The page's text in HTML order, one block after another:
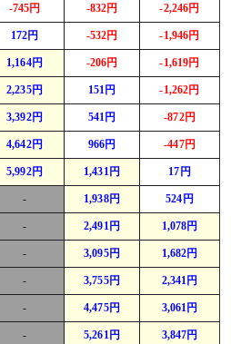
-745円 -832円 -2,246円
172円 -532円 -1,946円
1,164円 -206円 -1,619円
2,235円 151円 -1,262円
3,392円 541円 -872円
4,642円 966円 -447円
5,992円 1,431円 17円
- 1,938円 524円
- 2,491円 1,078円
- 3,095円 1,682円
- 3,755円 2,341円
- 4,475円 3,061円
- 5,261円 3,847円